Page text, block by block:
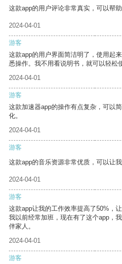
这款app的用户评论非常真实，可以帮
2024-04-01
游客
这款app的用户界面简洁明了，使用起
悉操作。我不用看说明书，就可以轻松
2024-04-01
游客
这款加速器app的操作有点复杂，可以
化。
2024-04-01
游客
这款app的音乐资源非常优质，可以让
2024-04-01
游客
这款app让我的工作效率提高了50%，
我以前经常加班，现在有了这个app，
伴家人。
2024-04-01
游客